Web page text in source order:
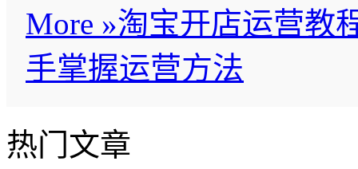
More »淘宝开店运营教
手掌握运营方法
热门文章